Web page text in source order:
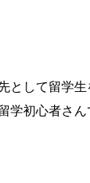
して留学
初心者さ